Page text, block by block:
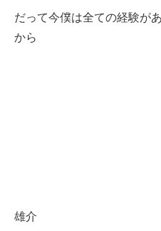
だって今僕は全ての経験が
から
雄介